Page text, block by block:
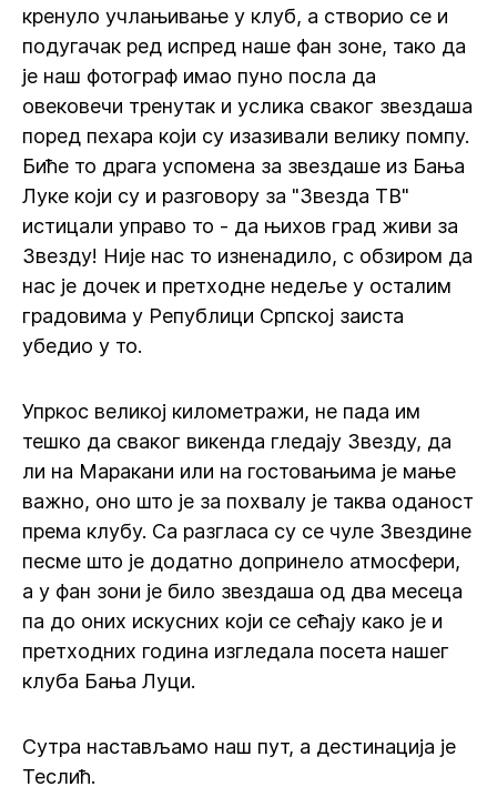
кренуло учлањивање у клуб, а створио се и
подугачак ред испред наше фан зоне, тако да
је наш фотограф имао пуно посла да
овековечи тренутак и услика сваког звездаша
поред пехара који су изазивали велику помпу.
Биће то драга успомена за звездаше из Бања
Луке који су и разговору за "Звезда ТВ"
истицали управо то - да њихов град живи за
Звезду! Није нас то изненадило, с обзиром да
нас је дочек и претходне недеље у осталим
градовима у Републици Српској заиста
убедио у то.
Упркос великој километражи, не пада им
тешко да сваког викенда гледају Звезду, да
ли на Маракани или на гостовањима је мање
важно, оно што је за похвалу је таква оданост
према клубу. Са разгласа су се чуле Звездине
песме што је додатно допринело атмосфери,
а у фан зони је било звездаша од два месеца
па до оних искусних који се сећају како је и
претходних година изгледала посета нашег
клуба Бања Луци.
Сутра настављамо наш пут, а дестинација је
Теслић.